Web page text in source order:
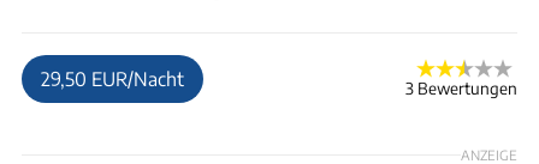
29,50 EUR/Nacht 3 Bewertungen
ANZEIGE